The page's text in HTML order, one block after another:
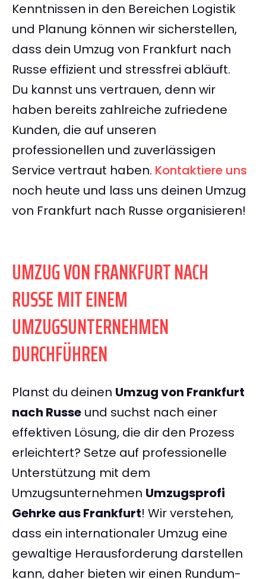
Kenntnissen in den Bereichen Logistik
und Planung können wir sicherstellen,
dass dein Umzug von Frankfurt nach
Russe effizient und stressfrei abläuft.
Du kannst uns vertrauen, denn wir
haben bereits zahlreiche zufriedene
Kunden, die auf unseren
professionellen und zuverlässigen
Service vertraut haben. Kontaktiere uns
noch heute und lass uns deinen Umzug
von Frankfurt nach Russe organisieren!
UMZUG VON FRANKFURT NACH
RUSSE MIT EINEM
UMZUGSUNTERNEHMEN
DURCHFÜHREN
Planst du deinen Umzug von Frankfurt
nach Russe und suchst nach einer
effektiven Lösung, die dir den Prozess
erleichtert? Setze auf professionelle
Unterstützung mit dem
Umzugsunternehmen Umzugsprofi
Gehrke aus Frankfurt! Wir verstehen,
dass ein internationaler Umzug eine
gewaltige Herausforderung darstellen
kann, daher bieten wir einen Rundum-